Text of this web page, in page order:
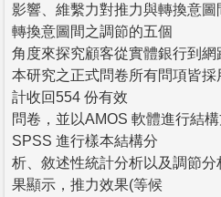
影響、維繫力對推力與轉換意
轉換意圖間之調節的五個
角度來探究顧客從實體銀行到網
本研究之正式問卷所有問項皆
計收回554 份有效
問卷，並以AMOS 軟體進行結
SPSS 進行樣本結構分
析、敘述性統計分析以及調節
果顯示，推力效果(等候